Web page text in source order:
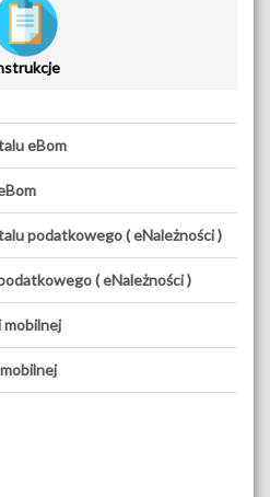
eBom
podatkowego ( eNależności )
( eNależności )
mobilnej